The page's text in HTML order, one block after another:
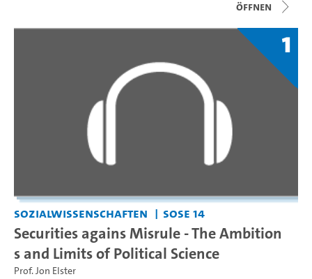
Öffnen
1
Sozialwissenschaften SoSe 14
Securities agains Misrule - The Ambition
s and Limits of Political Science
Prof. Jon Elster